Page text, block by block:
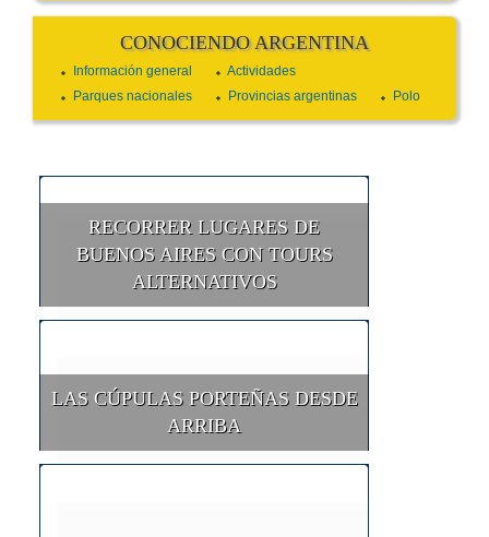
CONOCIENDO ARGENTINA
Información general
Actividades
Parques nacionales
Provincias argentinas Polo
RECORRER LUGARES DE
BUENOS AIRES CON TOURS
ALTERNATIVOS
LAS CÚPULAS PORTEÑAS DESDE
ARRIBA